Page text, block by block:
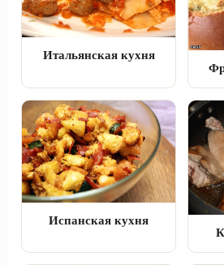
Итальянская кухня
Испанская кухня